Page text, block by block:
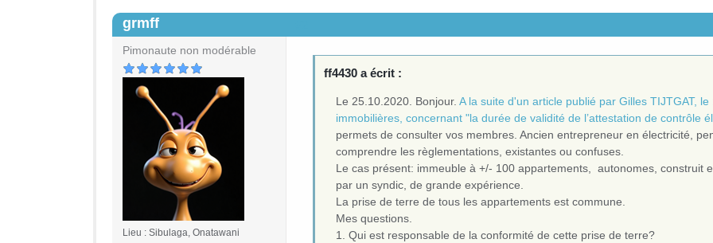
grmff
Pimonaute non modérable
Lieu : Sibulaga, Onatawani
ff4430 a écrit :
Le 25.10.2020. Bonjour.A la suite d'un article publié par Gilles TIJTGAT,
immobilières, concernant "la durée de validité de l’attestation de contrôle
permets de consulter vos membres. Ancien entrepreneur en électricité,
comprendre les règlementations, existantes ou confuses.
Le cas présent: immeuble à +/- 100 appartements, autonomes, construit
par un syndic, de grande expérience.
La prise de terre de tous les appartements est commune.
Mes questions.
1. Qui est responsable de la conformité de cette prise de terre?